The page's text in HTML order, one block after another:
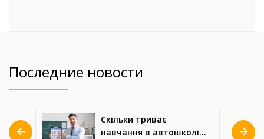
Последние новости
ТОП-7 лучших
термовоздушных